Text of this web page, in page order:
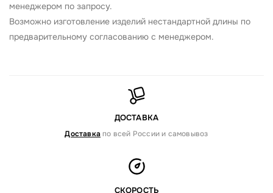
менеджером по запросу.
Возможно изготовление изделий нестандартной длины по
предварительному согласованию с менеджером.
ДОСТАВКА
Доставка по всей России и самовывоз
СКОРОСТЬ